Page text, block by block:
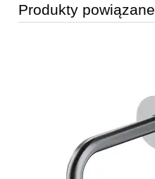
Produkty powiązane